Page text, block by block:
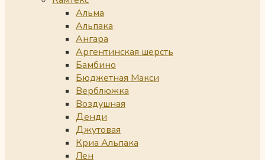
Альма
Альпака
Ангара
Аргентинская шерсть
Бамбино
Бюджетная Макси
Верблюжка
Воздушная
Денди
Джутовая
Криа Альпака
Лен